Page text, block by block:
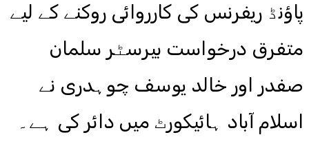
پاؤنڈ ریفرنس کی کارروائی روکنے کے لیے
متفرق درخواست بیرسٹر سلمان
صفدر اور خالد یوسف چوہدری نے
اسلام آباد ہائیکورٹ میں دائر کی ہے۔